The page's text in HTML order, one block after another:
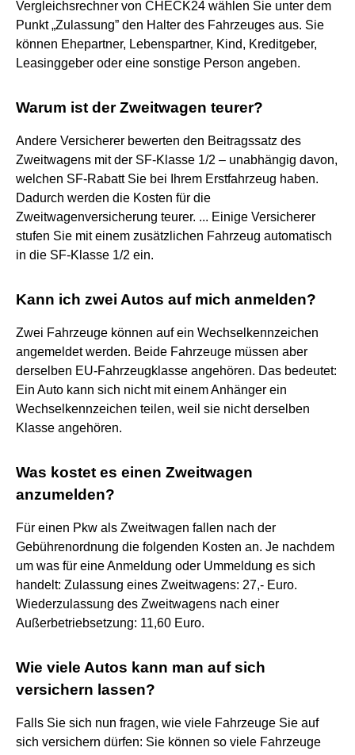
Vergleichsrechner von CHECK24 wählen Sie unter dem
Punkt „Zulassung” den Halter des Fahrzeuges aus. Sie
können Ehepartner, Lebenspartner, Kind, Kreditgeber,
Leasinggeber oder eine sonstige Person angeben.
Warum ist der Zweitwagen teurer?
Andere Versicherer bewerten den Beitragssatz des
Zweitwagens mit der SF-Klasse 1/2 – unabhängig davon,
welchen SF-Rabatt Sie bei Ihrem Erstfahrzeug haben.
Dadurch werden die Kosten für die
Zweitwagenversicherung teurer. ... Einige Versicherer
stufen Sie mit einem zusätzlichen Fahrzeug automatisch
in die SF-Klasse 1/2 ein.
Kann ich zwei Autos auf mich anmelden?
Zwei Fahrzeuge können auf ein Wechselkennzeichen
angemeldet werden. Beide Fahrzeuge müssen aber
derselben EU-Fahrzeugklasse angehören. Das bedeutet:
Ein Auto kann sich nicht mit einem Anhänger ein
Wechselkennzeichen teilen, weil sie nicht derselben
Klasse angehören.
Was kostet es einen Zweitwagen
anzumelden?
Für einen Pkw als Zweitwagen fallen nach der
Gebührenordnung die folgenden Kosten an. Je nachdem
um was für eine Anmeldung oder Ummeldung es sich
handelt: Zulassung eines Zweitwagens: 27,- Euro.
Wiederzulassung des Zweitwagens nach einer
Außerbetriebsetzung: 11,60 Euro.
Wie viele Autos kann man auf sich
versichern lassen?
Falls Sie sich nun fragen, wie viele Fahrzeuge Sie auf
sich versichern dürfen: Sie können so viele Fahrzeuge